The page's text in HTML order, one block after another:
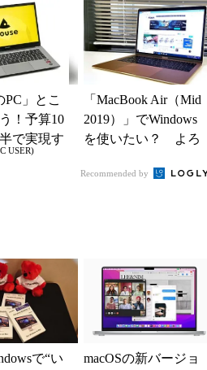
PC」とこ
！予算10
で実現す
イフ
USER)
「MacBook Air（Mid
2019）」でWindows
を使いたい？ よろ
Recommended by
で“い
macOSの新バージョ